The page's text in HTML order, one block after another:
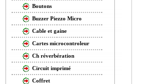
Boutons
Buzzer Piezzo Micro
Cable et gaine
Cartes microcontroleur
Ch réverbération
Circuit imprimé
Coffret